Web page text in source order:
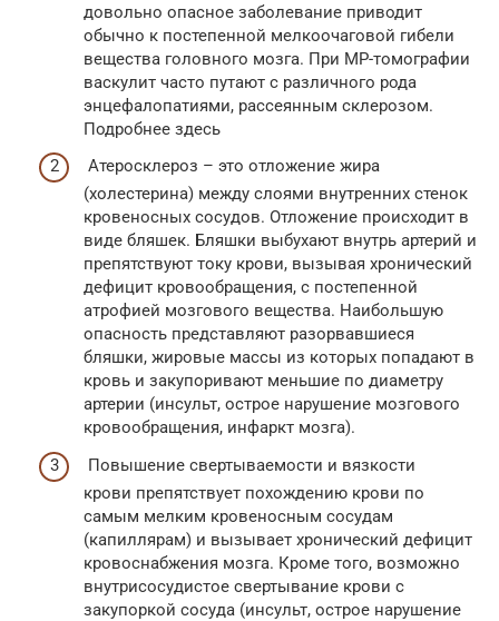
довольно опасное заболевание приводит
обычно к постепенной мелкоочаговой гибели
вещества головного мозга. При МР-томографии
васкулит часто путают с различного рода
энцефалопатиями, рассеянным склерозом.
Подробнее здесь
Атеросклероз – это отложение жира
(холестерина) между слоями внутренних стенок
кровеносных сосудов. Отложение происходит в
виде бляшек. Бляшки выбухают внутрь артерий и
препятствуют току крови, вызывая хронический
дефицит кровообращения, с постепенной
атрофией мозгового вещества. Наибольшую
опасность представляют разорвавшиеся
бляшки, жировые массы из которых попадают в
кровь и закупоривают меньшие по диаметру
артерии (инсульт, острое нарушение мозгового
кровообращения, инфаркт мозга).
Повышение свертываемости и вязкости
крови препятствует похождению крови по
самым мелким кровеносным сосудам
(капиллярам) и вызывает хронический дефицит
кровоснабжения мозга. Кроме того, возможно
внутрисосудистое свертывание крови с
закупоркой сосуда (инсульт, острое нарушение